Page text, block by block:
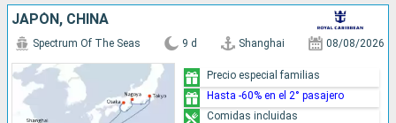
JAPÓN, CHINA
Spectrum Of The Seas 9 d Shanghai 08/08/2026
Precio especial familias
Hasta -60% en el 2° pasajero
Comidas incluidas